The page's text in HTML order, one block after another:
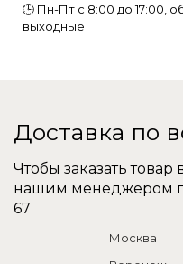
🕒 Пн-Пт с 8:00 до 17:00,
выходные
Доставка по
Чтобы заказать товар
нашим менеджером
67
Москва